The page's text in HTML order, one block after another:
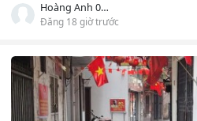
Hoàng Anh 0982359900
Đăng 18 giờ trước